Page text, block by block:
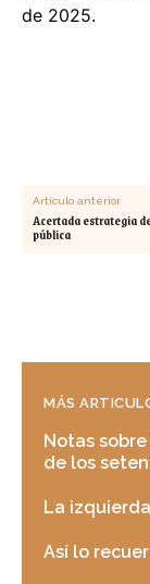
de 2025.
Artículo anterior
Acertada estrategia
pública
MÁS
Notas
de los
La
Así lo